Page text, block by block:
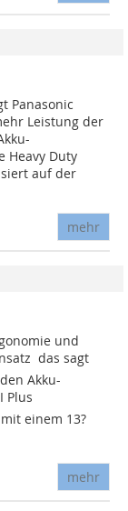
Panasonic
Leistung der
Heavy Duty
auf der
mehr
und
 das sagt
Akku-
Plus
einem 13?
mehr